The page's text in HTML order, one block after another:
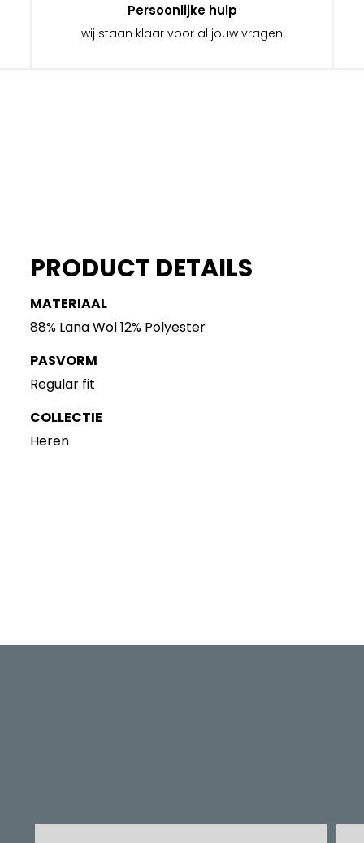
Persoonlijke hulp
wij staan klaar voor al jouw vragen
PRODUCT DETAILS
MATERIAAL
88% Lana Wol 12% Polyester
PASVORM
Regular fit
COLLECTIE
Heren